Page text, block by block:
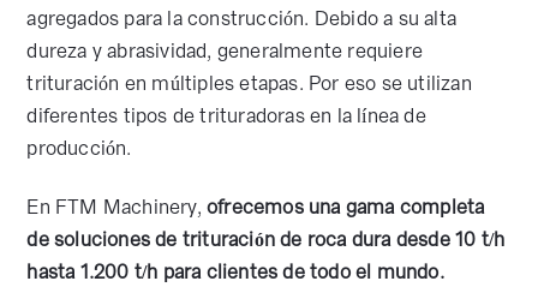
agregados para la construcción. Debido a su alta
dureza y abrasividad, generalmente requiere
trituración en múltiples etapas. Por eso se utilizan
diferentes tipos de trituradoras en la línea de
producción.
En FTM Machinery,ofrecemos una gama completa
de soluciones de trituración de roca dura desde 10 t/h
hasta 1.200 t/h para clientes de todo el mundo.